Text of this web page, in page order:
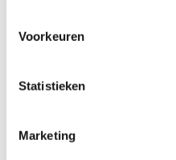
Voorkeuren
Statistieken
Marketing
2019:Rafiki
Bekijk ook